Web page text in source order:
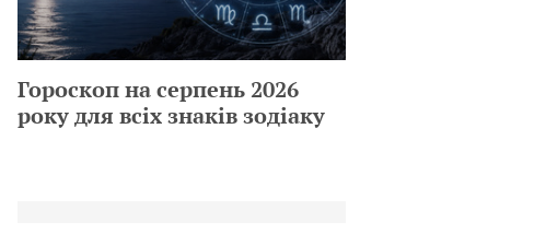
Гороскоп на серпень 2026
року для всіх знаків зодіаку